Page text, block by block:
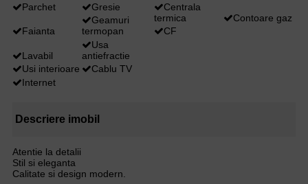
Parchet
Gresie
Faianta
Geamuri
termopan
Lavabil
Usa
antiefractie
Usi interioare
Cablu TV
Internet
Centrala
termica
Contoare gaz
CF
Descriere imobil
Atentie la detalii
Stil si eleganta
Calitate si design modern.